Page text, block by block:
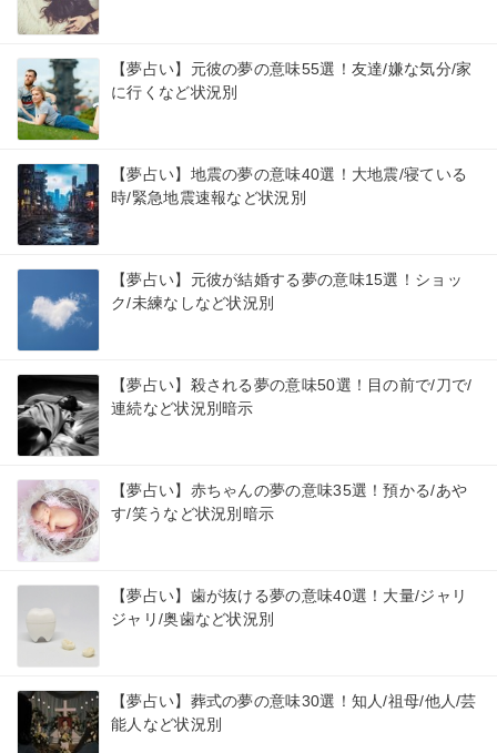
【夢占い】元彼の夢の意味55選！友達/嫌な気分/家
に行くなど状況別
【夢占い】地震の夢の意味40選！大地震/寝ている
時/緊急地震速報など状況別
【夢占い】元彼が結婚する夢の意味15選！ショッ
ク/未練なしなど状況別
【夢占い】殺される夢の意味50選！目の前で/刀で/
連続など状況別暗示
【夢占い】赤ちゃんの夢の意味35選！預かる/あや
す/笑うなど状況別暗示
【夢占い】歯が抜ける夢の意味40選！大量/ジャリ
ジャリ/奥歯など状況別
【夢占い】葬式の夢の意味30選！知人/祖母/他人/芸
能人など状況別